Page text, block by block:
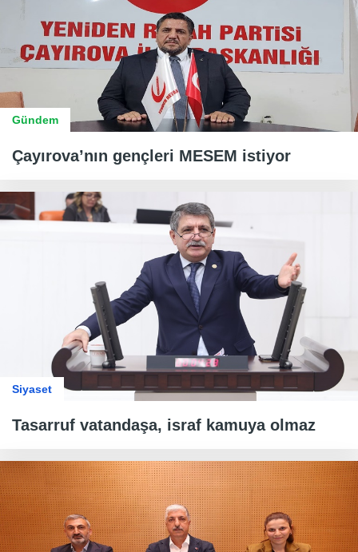
Gündem
Çayırova’nın gençleri MESEM istiyor
Siyaset
Tasarruf vatandaşa, israf kamuya olmaz